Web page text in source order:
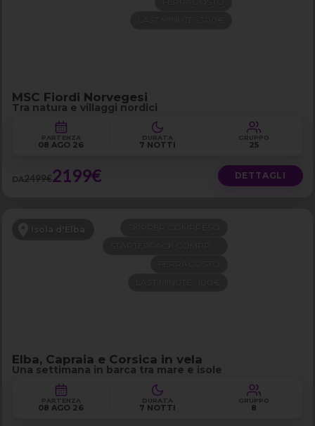
MSC Fiordi Norvegesi
Tra natura e villaggi nordici
PARTENZA
08 AGO 26
DURATA
7 NOTTI
GRUPPO
25
DA2499€2199€ DETTAGLI
Isola d'Elba
Elba, Capraia e Corsica in vela
Una settimana in barca tra mare e isole
PARTENZA
08 AGO 26
DURATA
7 NOTTI
GRUPPO
8